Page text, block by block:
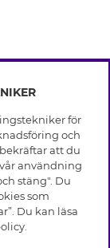
för
och
att du
användning
stäng". Du
som
Du kan läsa